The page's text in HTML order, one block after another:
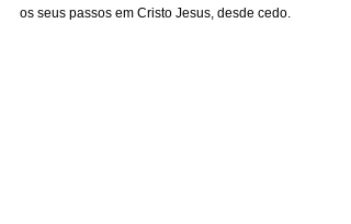
os seus passos em Cristo Jesus, desde cedo.